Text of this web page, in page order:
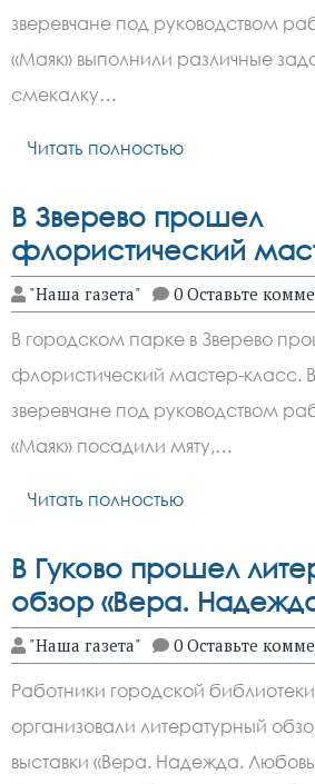
зверевчане под руководством
«Маяк» выполнили различные
смекалку…
Читать полностью
В Зверево прошел
флористический
"Наша газета" 0 Оставьте
В городском парке в Зверево
флористический мастер-класс.
зверевчане под руководством
«Маяк» посадили мяту,…
Читать полностью
В Гуково прошел
обзор «Вера.
"Наша газета" 0 Оставьте
Работники городской
организовали литературный
выставки «Вера. Надежда.